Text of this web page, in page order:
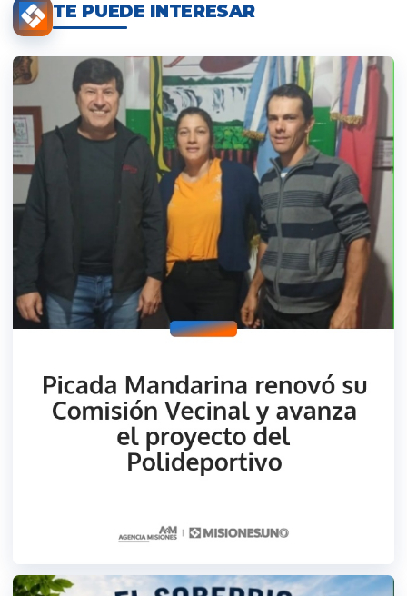
TE PUEDE INTERESAR